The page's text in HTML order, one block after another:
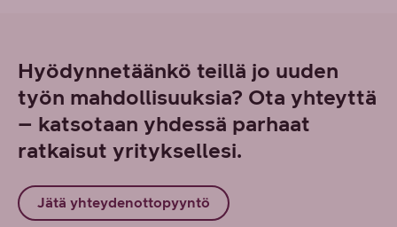
Hyödynnetäänkö teillä jo uuden
työn mahdollisuuksia? Ota yhteyttä
– katsotaan yhdessä parhaat
ratkaisut yrityksellesi.
Jätä yhteydenottopyyntö